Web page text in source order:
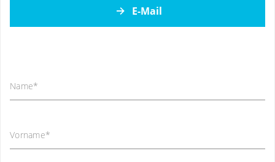
Berufsverband der Frauenärzte (BVF)
Deutsche Gesellschaft für Senologie (DGS)
Arbeitsgemeinschaft gynäkologischer Onkologie (AGO
Vita schließen
E-Mail
Name*
Vorname*